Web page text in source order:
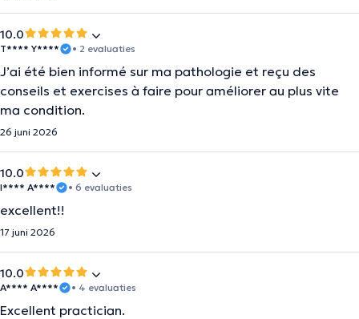
10.0
T**** Y**** • 2 evaluaties
J’ai été bien informé sur ma pathologie et reçu des
conseils et exercises à faire pour améliorer au plus vite
ma condition.
26 juni 2026
10.0
I**** A**** • 6 evaluaties
excellent!!
17 juni 2026
10.0
A**** A**** • 4 evaluaties
Excellent practician.